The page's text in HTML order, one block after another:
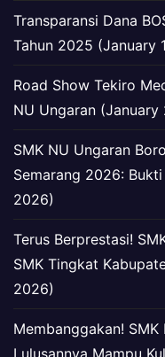
Transparansi Dana
Tahun 2025 (January
Road Show Tekiro
NU Ungaran (January
SMK NU Ungaran
Semarang 2026:
2026)
Terus Berprestasi!
SMK Tingkat
2026)
Membanggakan!
Lulusannya Mampu